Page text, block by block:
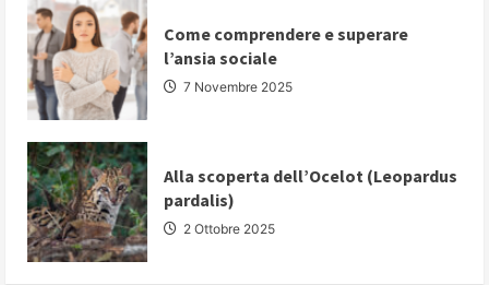
Come comprendere e superare
l’ansia sociale
7 Novembre 2025
Alla scoperta dell’Ocelot (Leopardus
pardalis)
2 Ottobre 2025